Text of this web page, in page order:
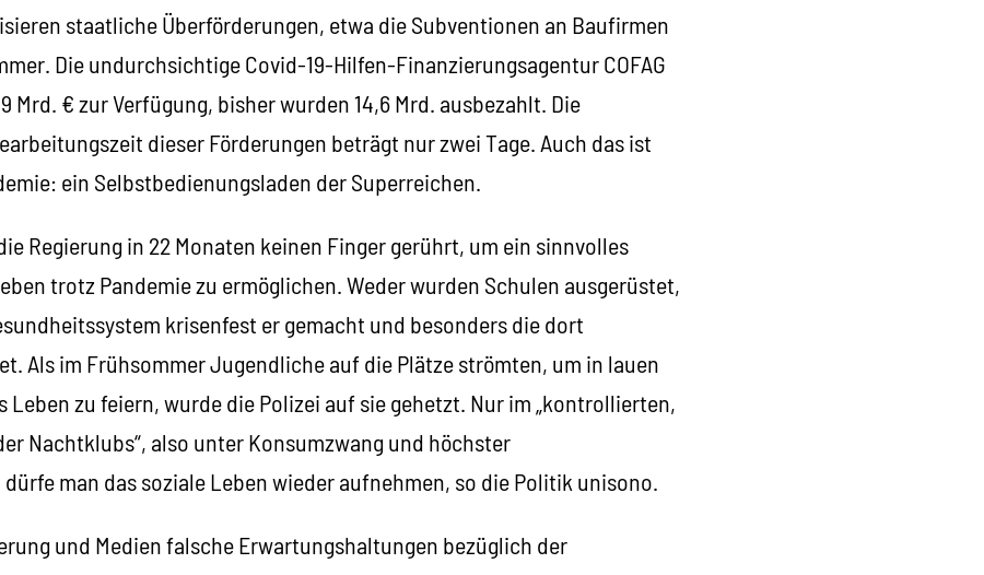
staatliche Überförderungen, etwa die Subventionen an Baufirmen
Die undurchsichtige Covid-19-Hilfen-Finanzierungsagentur COFAG
Mrd. € zur Verfügung, bisher wurden 14,6 Mrd. ausbezahlt. Die
dieser Förderungen beträgt nur zwei Tage. Auch das ist
ein Selbstbedienungsladen der Superreichen.
Regierung in 22 Monaten keinen Finger gerührt, um ein sinnvolles
trotz Pandemie zu ermöglichen. Weder wurden Schulen ausgerüstet,
krisenfest er gemacht und besonders die dort
Als im Frühsommer Jugendliche auf die Plätze strömten, um in lauen
Leben zu feiern, wurde die Polizei auf sie gehetzt. Nur im „kontrollierten,
Nachtklubs“, also unter Konsumzwang und höchster
man das soziale Leben wieder aufnehmen, so die Politik unisono.
und Medien falsche Erwartungshaltungen bezüglich der